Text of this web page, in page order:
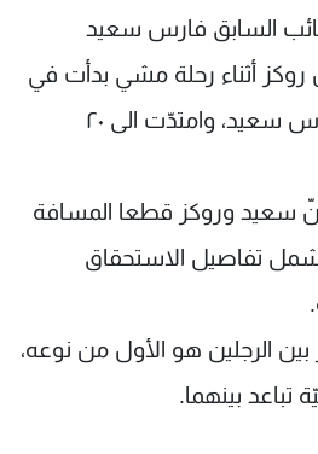
١٤ آذار النائب السابق فارس سعيد
روكز أثناء رحلة مشي بدأت في
جرود قرطبا، مسقط رأس سعيد، وامتدّت الى ٢٠
سعيد وروكز قطعا المسافة
شمل تفاصيل الاستحقاق
بين الرجلين هو الأول من نوعه،
بينهما.
شروط الإسـتخدام
سياسة الخصوصية